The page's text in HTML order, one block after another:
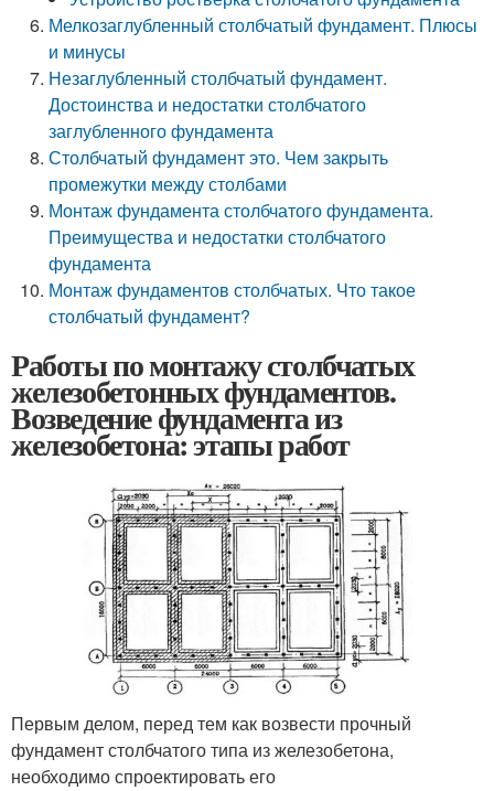
Мелкозаглубленный столбчатый фундамент. Плюсы
и минусы
Незаглубленный столбчатый фундамент.
Достоинства и недостатки столбчатого
заглубленного фундамента
Столбчатый фундамент это. Чем закрыть
промежутки между столбами
Монтаж фундамента столбчатого фундамента.
Преимущества и недостатки столбчатого
фундамента
Монтаж фундаментов столбчатых. Что такое
столбчатый фундамент?
Работы по монтажу столбчатых
железобетонных фундаментов.
Возведение фундамента из
железобетона: этапы работ
Первым делом, перед тем как возвести прочный
фундамент столбчатого типа из железобетона,
необходимо спроектировать его